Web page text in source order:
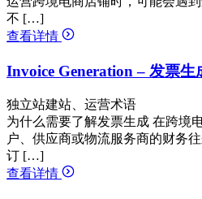
不 […]
查看详情
Invoice Generation – 发票生
独立站建站、运营术语
为什么需要了解发票生成 在跨境
户、供应商或物流服务商的财务
订 […]
查看详情